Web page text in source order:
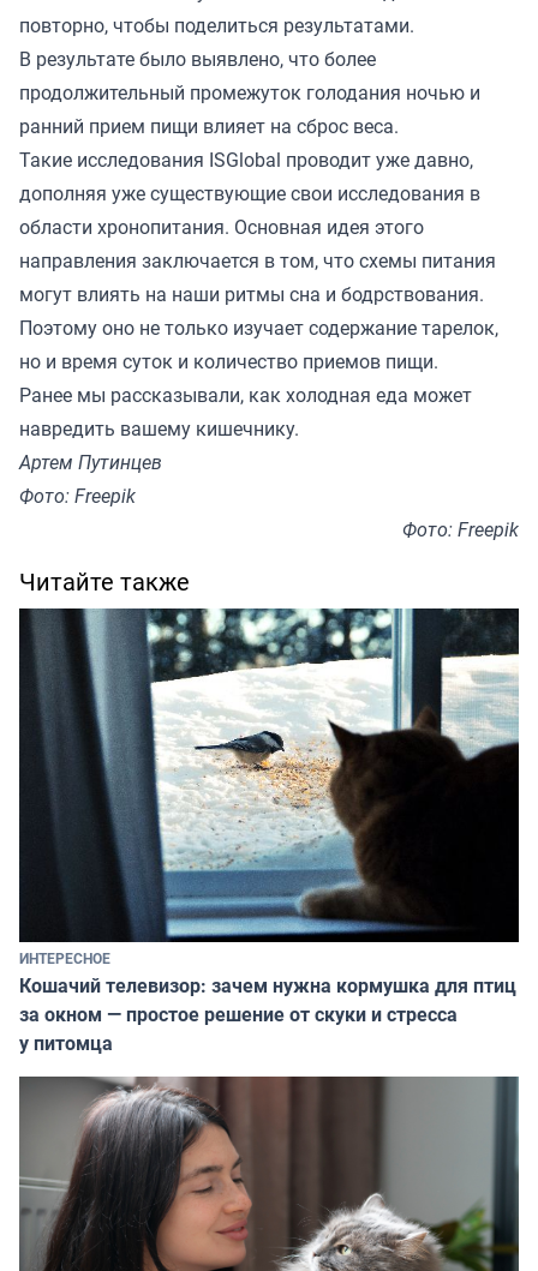
повторно, чтобы поделиться результатами.
В результате было выявлено, что более
продолжительный промежуток голодания ночью и
ранний прием пищи влияет на сброс веса.
Такие исследования ISGlobal проводит уже давно,
дополняя уже существующие свои исследования в
области хронопитания. Основная идея этого
направления заключается в том, что схемы питания
могут влиять на наши ритмы сна и бодрствования.
Поэтому оно не только изучает содержание тарелок,
но и время суток и количество приемов пищи.
Ранее мы рассказывали, как холодная еда может
навредить вашему кишечнику.
Артем Путинцев
Фото: Freepik
Фото: Freepik
Читайте также
ИНТЕРЕСНОЕ
Кошачий телевизор: зачем нужна кормушка для птиц
за окном — простое решение от скуки и стресса
у питомца